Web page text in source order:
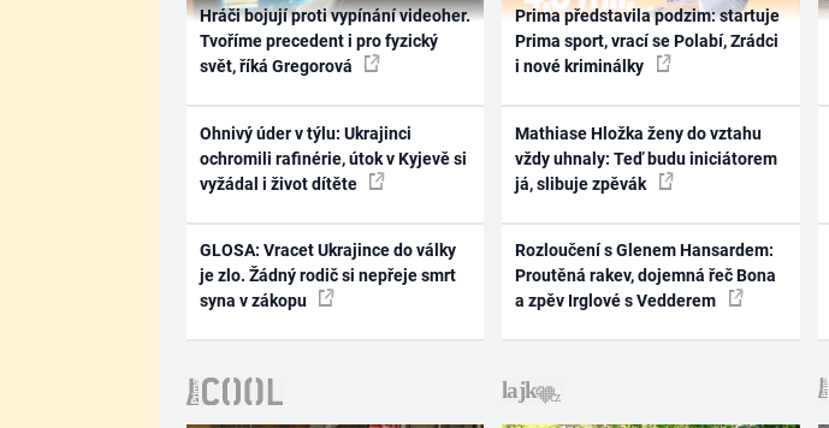
Hráči bojují proti vypínání videoher.
Tvoříme precedent i pro fyzický
svět, říká Gregorová
Ohnivý úder v týlu: Ukrajinci
ochromili rafinérie, útok v Kyjevě si
vyžádal i život dítěte
GLOSA: Vracet Ukrajince do války
je zlo. Žádný rodič si nepřeje smrt
syna v zákopu
Prima představila podzim: startuje
Prima sport, vrací se Polabí, Zrádci
i nové kriminálky
Mathiase Hložka ženy do vztahu
vždy uhnaly: Teď budu iniciátorem
já, slibuje zpěvák
Rozloučení s Glenem Hansardem:
Proutěná rakev, dojemná řeč Bona
a zpěv Irglové s Vedderem